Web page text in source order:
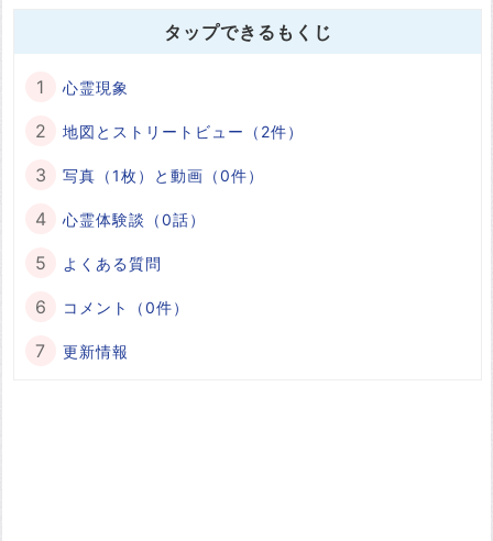
タップできるもくじ
心霊現象
地図とストリートビュー（2件）
写真（1枚）と動画（0件）
心霊体験談（0話）
よくある質問
コメント（0件）
更新情報